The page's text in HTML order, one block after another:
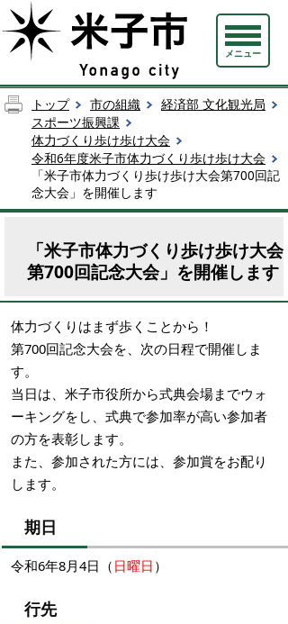
メニュー
トップ 市の組織
経済部 文化観光局
スポーツ振興課
体力づくり歩け歩け大会
令和6年度米子市体力づくり歩け歩け大会
「米子市体力づくり歩け歩け大会第700回記
念大会」を開催します
「米子市体力づくり歩け歩け大会
第700回記念大会」を開催します
体力づくりはまず歩くことから！
第700回記念大会を、次の日程で開催しま
す。
当日は、米子市役所から式典会場までウォ
ーキングをし、式典で参加率が高い参加者
の方を表彰します。
また、参加された方には、参加賞をお配り
します。
期日
令和6年8月4日（ 日曜日 ）
行先